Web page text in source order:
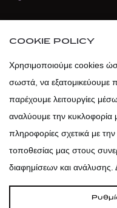
atticadps
COOKIE POLICY
Χρησιμοποιούμε cookies
σωστά, να εξατομικεύουμε
παρέχουμε λειτουργίες
αναλύουμε την κυκλοφορία
πληροφορίες σχετικά με
τοποθεσίας μας στους
διαφημίσεων και ανάλυσης.